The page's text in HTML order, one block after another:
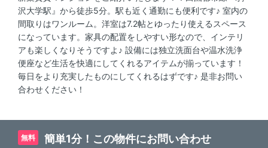
沢大学駅』から徒歩5分。駅も近く通勤にも便利です♪ 室内の
間取りはワンルーム。洋室は7.2帖とゆったり使えるスペース
になっています。家具の配置をしやすい形なので、インテリ
アも楽しくなりそうですよ♪ 設備には独立洗面台や温水洗浄
便座など生活を快適にしてくれるアイテムが揃っています！
毎日をより充実したものにしてくれるはずです♪ 是非お問い
合わせください！
無料 簡単1分！この物件にお問い合わせ